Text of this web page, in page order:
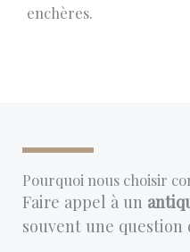
enchères.
Pourquoi nous choisir
Faire appel à un
souvent une question